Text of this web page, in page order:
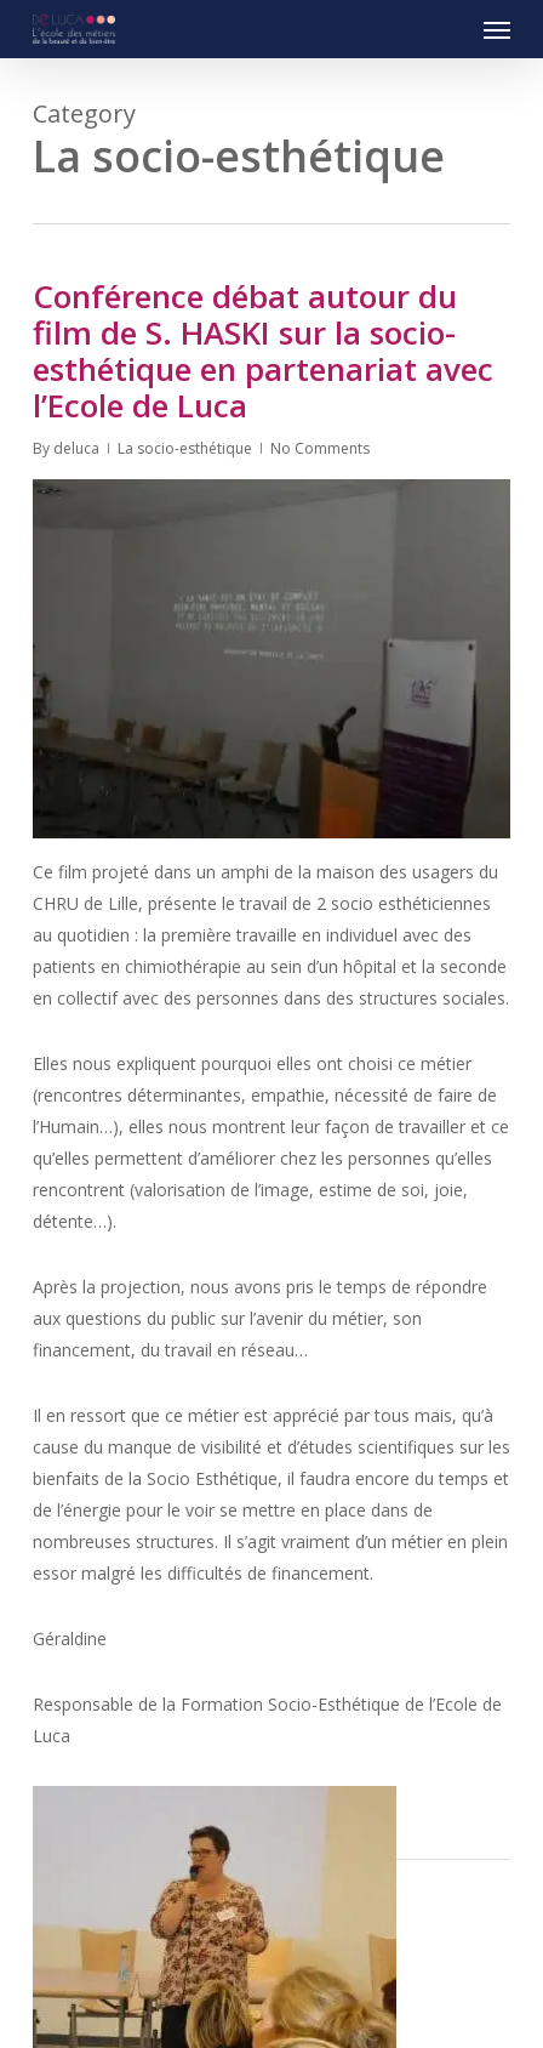
content
Menu
Category
La socio-esthétique
Conférence débat autour du
film de S. HASKI sur la socio-
esthétique en partenariat avec
l’Ecole de Luca
By deluca La socio-esthétique No Comments
Ce film projeté dans un amphi de la maison des usagers du
CHRU de Lille, présente le travail de 2 socio esthéticiennes
au quotidien : la première travaille en individuel avec des
patients en chimiothérapie au sein d’un hôpital et la seconde
en collectif avec des personnes dans des structures sociales.
Elles nous expliquent pourquoi elles ont choisi ce métier
(rencontres déterminantes, empathie, nécessité de faire de
l’Humain…), elles nous montrent leur façon de travailler et ce
qu’elles permettent d’améliorer chez les personnes qu’elles
rencontrent (valorisation de l’image, estime de soi, joie,
détente…).
Après la projection, nous avons pris le temps de répondre
aux questions du public sur l’avenir du métier, son
financement, du travail en réseau…
Il en ressort que ce métier est apprécié par tous mais, qu’à
cause du manque de visibilité et d’études scientifiques sur les
bienfaits de la Socio Esthétique, il faudra encore du temps et
de l’énergie pour le voir se mettre en place dans de
nombreuses structures. Il s’agit vraiment d’un métier en plein
essor malgré les difficultés de financement.
Géraldine
Responsable de la Formation Socio-Esthétique de l’Ecole de
Luca